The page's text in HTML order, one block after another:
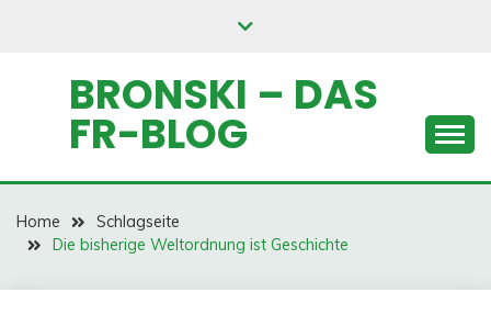
BRONSKI – DAS
FR-BLOG
Home
Schlagseite
Die bisherige Weltordnung ist Geschichte